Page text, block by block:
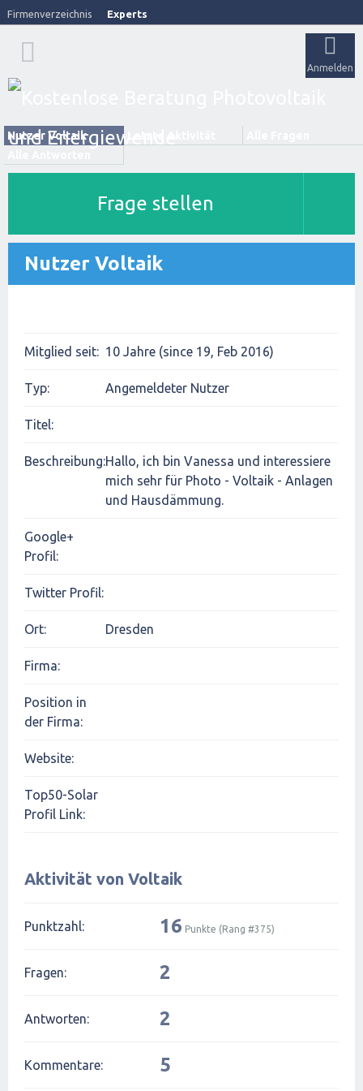
Firmenverzeichnis Experts
Anmelden
Nutzer Voltaik
Frage stellen
Nutzer Voltaik
Mitglied seit: 10 Jahre (since 19, Feb 2016)
Typ: Angemeldeter Nutzer
Titel:
Beschreibung:Hallo, ich bin Vanessa und interessiere
mich sehr für Photo - Voltaik - Anlagen
und Hausdämmung.
Google+
Profil:
Twitter Profil:
Ort: Dresden
Firma:
Position in
der Firma:
Website:
Top50-Solar
Profil Link:
Aktivität von Voltaik
Punktzahl: 16 Punkte (Rang #375)
Fragen: 2
Antworten: 2
Kommentare: 5